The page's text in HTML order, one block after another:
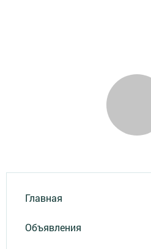
Главная
Объявления